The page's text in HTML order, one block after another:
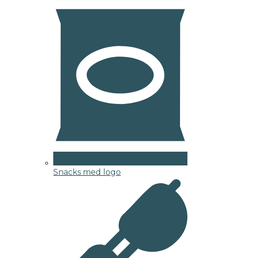
Snacks med logo